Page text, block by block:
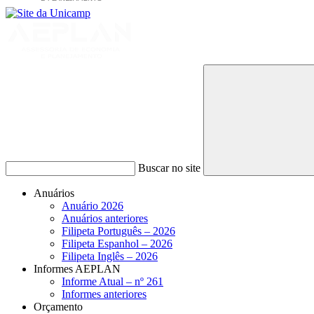
Buscar no site
Anuários
Anuário 2026
Anuários anteriores
Filipeta Português – 2026
Filipeta Espanhol – 2026
Filipeta Inglês – 2026
Informes AEPLAN
Informe Atual – nº 261
Informes anteriores
Orçamento